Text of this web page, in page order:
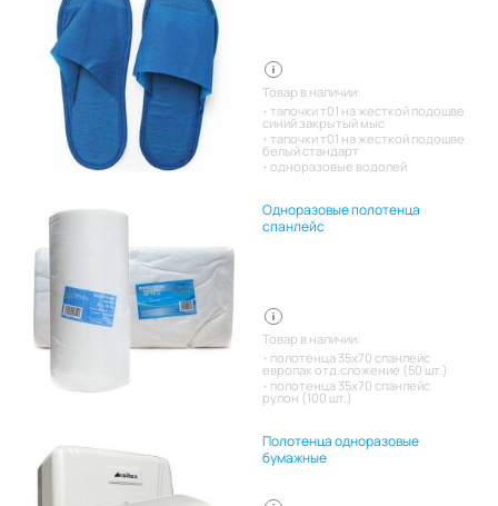
Товар в наличии:
тапочки т01 на жесткой подошве
синий закрытый мыс
тапочки т01 на жесткой подошве
белый стандарт
одноразовые водолей
Одноразовые полотенца
спанлейс
Товар в наличии:
полотенца 35х70 спанлейс
европак отд.сложение (50 шт.)
полотенца 35х70 спанлейс
рулон (100 шт.)
Полотенца одноразовые
бумажные